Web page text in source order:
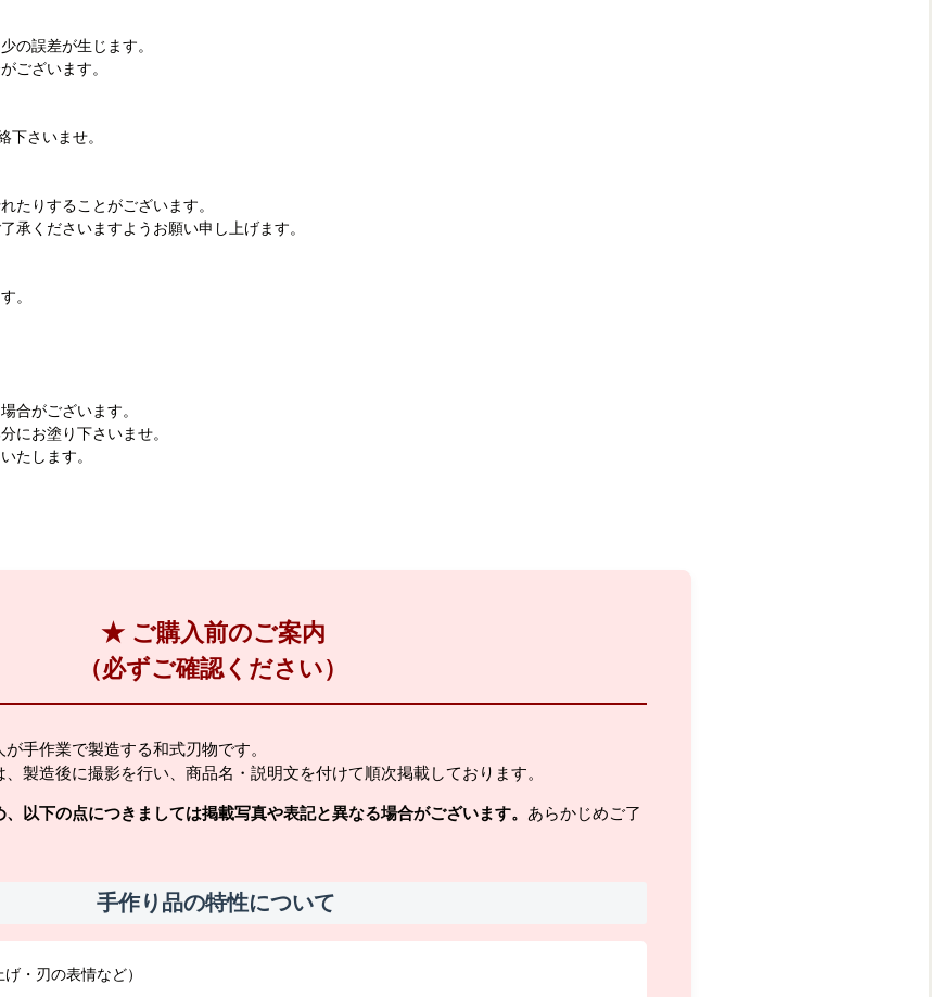
の誤差が生じます。
ございます。
下さいませ。
たりすることがございます。
承くださいますようお願い申し上げます。
。
合がございます。
にお塗り下さいませ。
たします。
★ ご購入前のご案内
（必ずご確認ください）
手作業で製造する和式刃物です。
製造後に撮影を行い、商品名・説明文を付けて順次掲載しております。
以下の点につきましては掲載写真や表記と異なる場合がございます。 あらかじめご了
手作り品の特性について
・刃の表情など）